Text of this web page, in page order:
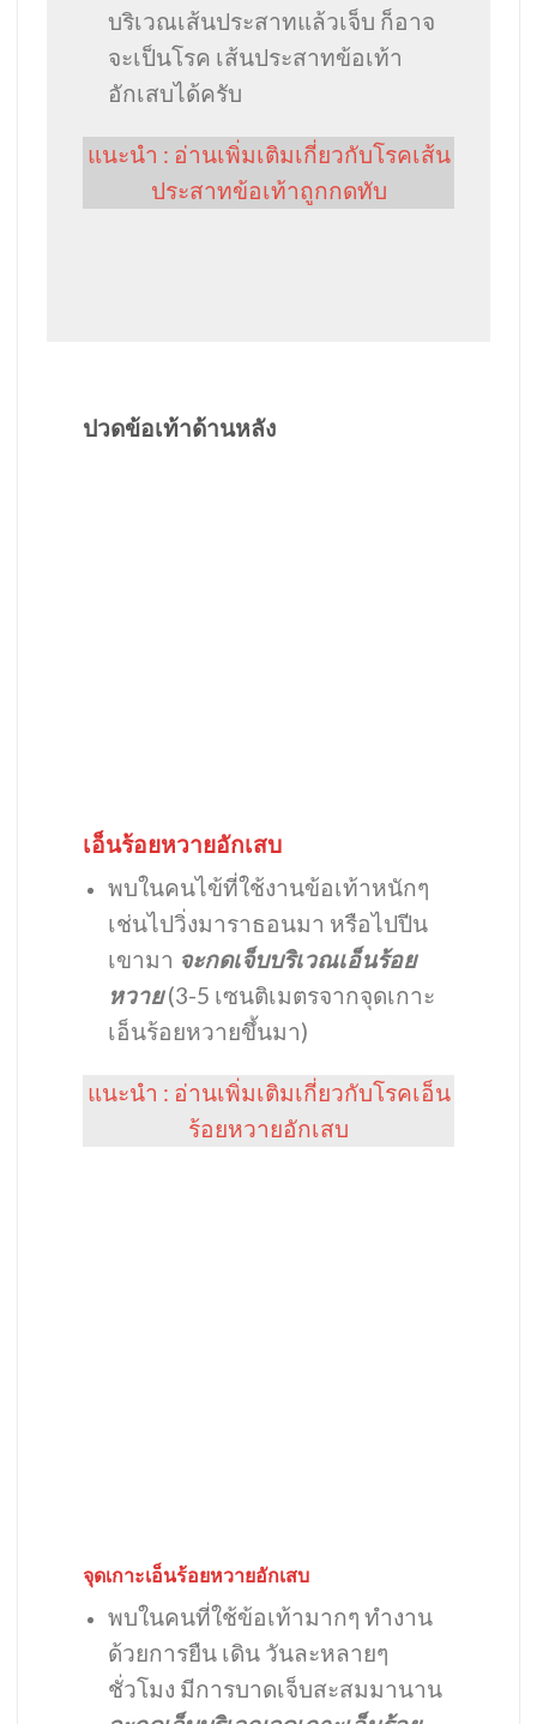
บริเวณเส้นประสาทแล้วเจ็บ ก็อาจ
จะเป็นโรค เส้นประสาทข้อเท้า
อักเสบได้ครับ
แนะนำ : อ่านเพิ่มเติมเกี่ยวกับโรคเส้น
ประสาทข้อเท้าถูกกดทับ
ปวดข้อเท้าด้านหลัง
เอ็นร้อยหวายอักเสบ
พบในคนไข้ที่ใช้งานข้อเท้าหนักๆ
เช่นไปวิ่งมาราธอนมา หรือไปปีน
เขามา จะกดเจ็บบริเวณเอ็นร้อย
หวาย(3-5 เซนติเมตรจากจุดเกาะ
เอ็นร้อยหวายขึ้นมา)
แนะนำ : อ่านเพิ่มเติมเกี่ยวกับโรคเอ็น
ร้อยหวายอักเสบ
จุดเกาะเอ็นร้อยหวายอักเสบ
พบในคนที่ใช้ข้อเท้ามากๆ ทำงาน
ด้วยการยืน เดิน วันละหลายๆ
ชั่วโมง มีการบาดเจ็บสะสมมานาน